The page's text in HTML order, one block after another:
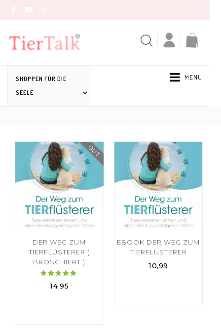
SHOPPEN FÜR DIE
SEELE
MENU
OUT
DER WEG ZUM
TIERFLÜSTERER (
BROSCHIERT )
mit
14,95
EBOOK DER WEG ZUM
TIERFLÜSTERER
10,99